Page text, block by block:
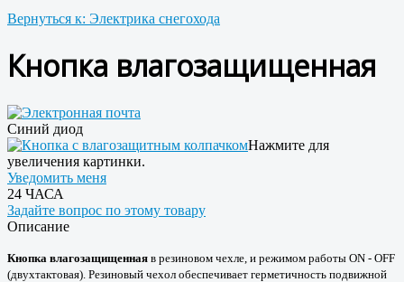
Вернуться к: Электрика снегохода
Кнопка влагозащищенная
Синий диод
Нажмите для
увеличения картинки.
Уведомить меня
24 ЧАСА
Задайте вопрос по этому товару
Описание
Кнопка влагозащищенная в резиновом чехле, и режимом работы ON - OFF
(двухтактовая). Резиновый чехол обеспечивает герметичность подвижной